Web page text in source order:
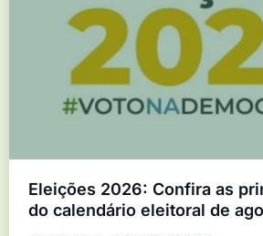
Eleições 2026: Confira as
do calendário eleitoral de